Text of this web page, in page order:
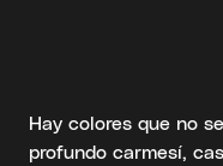
Hay colores que no
profundo carmesí,